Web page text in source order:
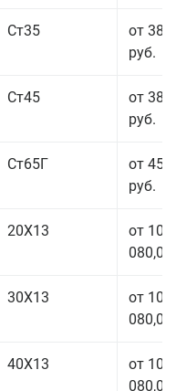
Ст35
от 38
руб.
Ст45
от 38
руб.
Ст65Г
от 45
руб.
20Х13
от 101
080,00
30Х13
от 101
080,00
40Х13
от 101
080,00